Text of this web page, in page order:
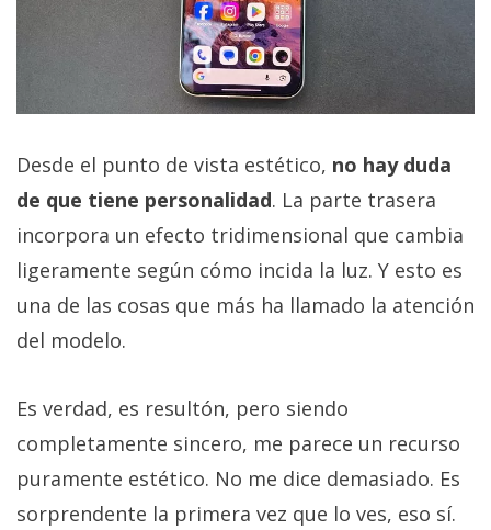
Desde el punto de vista estético, no hay duda
de que tiene personalidad. La parte trasera
incorpora un efecto tridimensional que cambia
ligeramente según cómo incida la luz. Y esto es
una de las cosas que más ha llamado la atención
del modelo.
Es verdad, es resultón, pero siendo
completamente sincero, me parece un recurso
puramente estético. No me dice demasiado. Es
sorprendente la primera vez que lo ves, eso sí.